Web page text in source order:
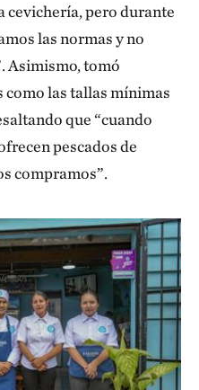
cevichería, pero durante
las normas y no
Asimismo, tomó
las tallas mínimas
que “cuando
pescados de
compramos”.